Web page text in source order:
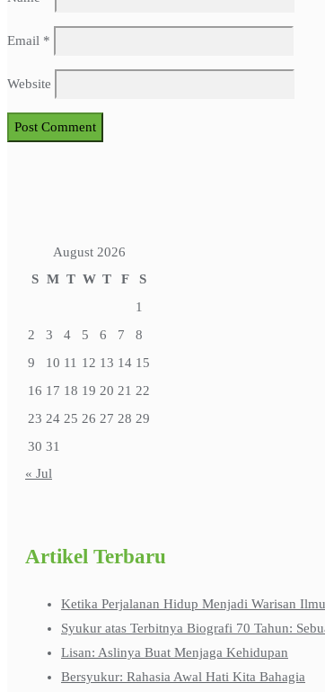
Email *
Website
August 2026
S M T W T F
S
1
2
3 4 5 6 7
8
9
10 11 12 13 14 15
16 17 18 19 20 21 22
23 24 25 26 27 28 29
30 31
« Jul
Artikel Terbaru
Ketika Perjalanan Hidup Menjadi Warisan
Syukur atas Terbitnya Biografi 70 Tahun:
Lisan: Aslinya Buat Menjaga Kehidupan
Bersyukur: Rahasia Awal Hati Kita Bahagia